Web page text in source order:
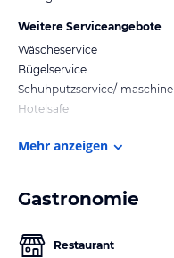
Weitere Serviceangebote
Wäscheservice
Bügelservice
Schuhputzservice/-maschine
Hotelsafe
Mehr anzeigen
Gastronomie
Restaurant